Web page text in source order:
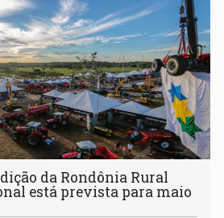
da Rondônia Rural
está prevista para maio